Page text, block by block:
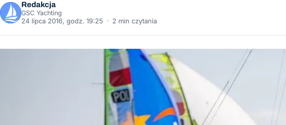
Redakcja
GSC Yachting
24 lipca 2016, godz. 19:25 · 2 min czytania